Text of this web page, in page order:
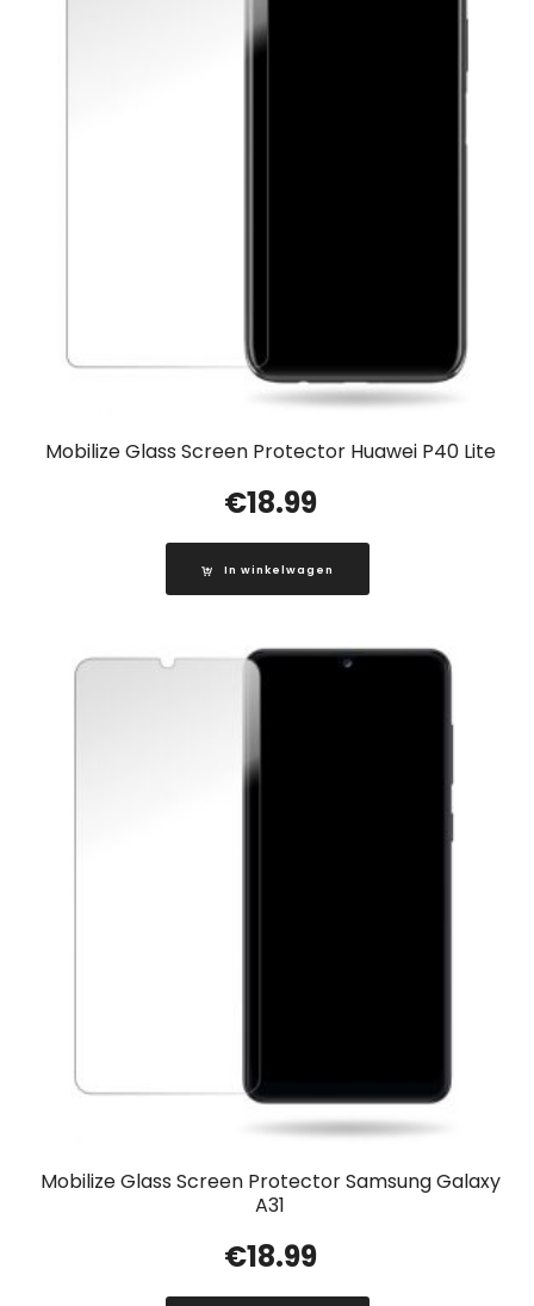
Mobilize Glass Screen Protector Huawei P40 Lite
€18.99
In winkelwagen
Mobilize Glass Screen Protector Samsung Galaxy
A31
€18.99